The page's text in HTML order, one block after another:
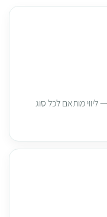
מותאם לכל סוג